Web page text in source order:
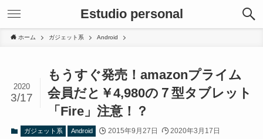
Estudio personal
ホーム ガジェット系 Android
もうすぐ発売！amazonプライム
会員だと￥4,980の７型タブレット
「Fire」注意！？
2020
3/17
ガジェット系 Android 2015年9月27日 2020年3月17日